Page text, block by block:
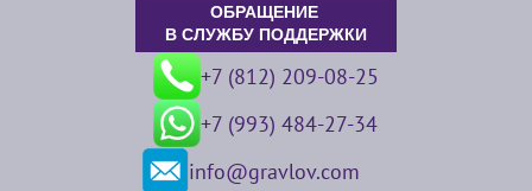
ОБРАЩЕНИЕ
В СЛУЖБУ ПОДДЕРЖКИ
+7 (812) 209-08-25
+7 (993) 484-27-34
info@gravlov.com